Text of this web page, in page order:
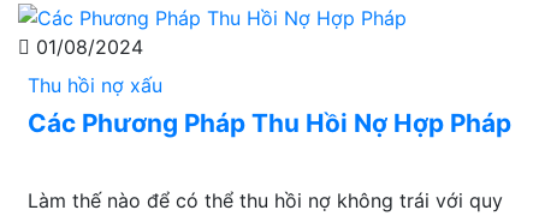
01/08/2024
Thu hồi nợ xấu
Các Phương Pháp Thu Hồi Nợ Hợp Pháp
Làm thế nào để có thể thu hồi nợ không trái với quy